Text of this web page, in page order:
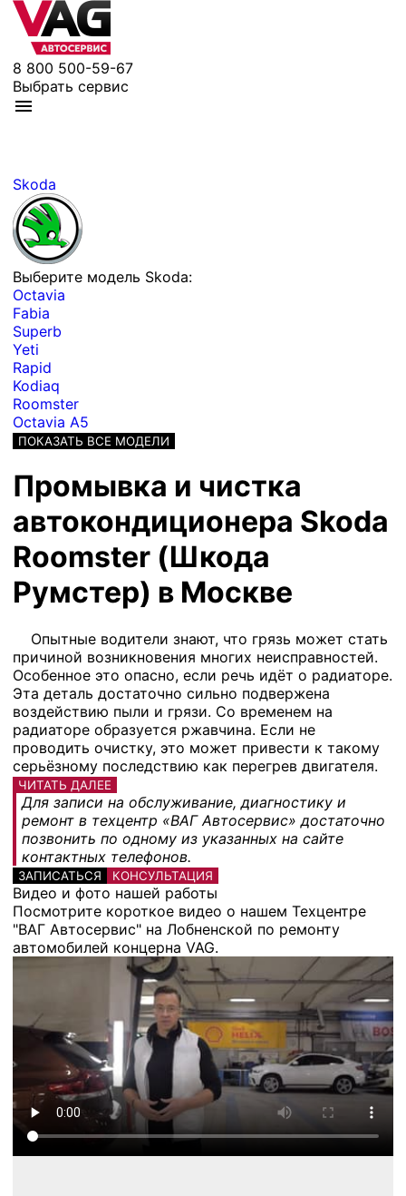
8 800 500-59-67
Выбрать сервис
Skoda
Выберите модель Skoda:
Octavia
Fabia
Superb
Yeti
Rapid
Kodiaq
Roomster
Octavia A5
ПОКАЗАТЬ ВСЕ МОДЕЛИ
Промывка и чистка
автокондиционера Skoda
Roomster (Шкода
Румстер) в Москве
Опытные водители знают, что грязь может стать
причиной возникновения многих неисправностей.
Особенное это опасно, если речь идёт о радиаторе.
Эта деталь достаточно сильно подвержена
воздействию пыли и грязи. Со временем на
радиаторе образуется ржавчина. Если не
проводить очистку, это может привести к такому
серьёзному последствию как перегрев двигателя.
ЧИТАТЬ ДАЛЕЕ
Для записи на обслуживание, диагностику и
ремонт в техцентр «ВАГ Автосервис» достаточно
позвонить по одному из указанных на сайте
контактных телефонов.
ЗАПИСАТЬСЯ КОНСУЛЬТАЦИЯ
Видео и фото нашей работы
Посмотрите короткое видео о нашем Техцентре
"ВАГ Автосервис" на Лобненской по ремонту
автомобилей концерна VAG.